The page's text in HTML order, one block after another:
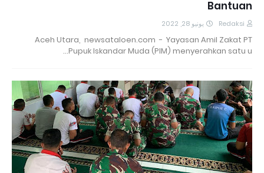
Bantuan
Redaksi يونيو 28, 2022
Aceh Utara, newsataloen.com - Yayasan Amil Zakat PT
Pupuk Iskandar Muda (PIM) menyerahkan satu u…